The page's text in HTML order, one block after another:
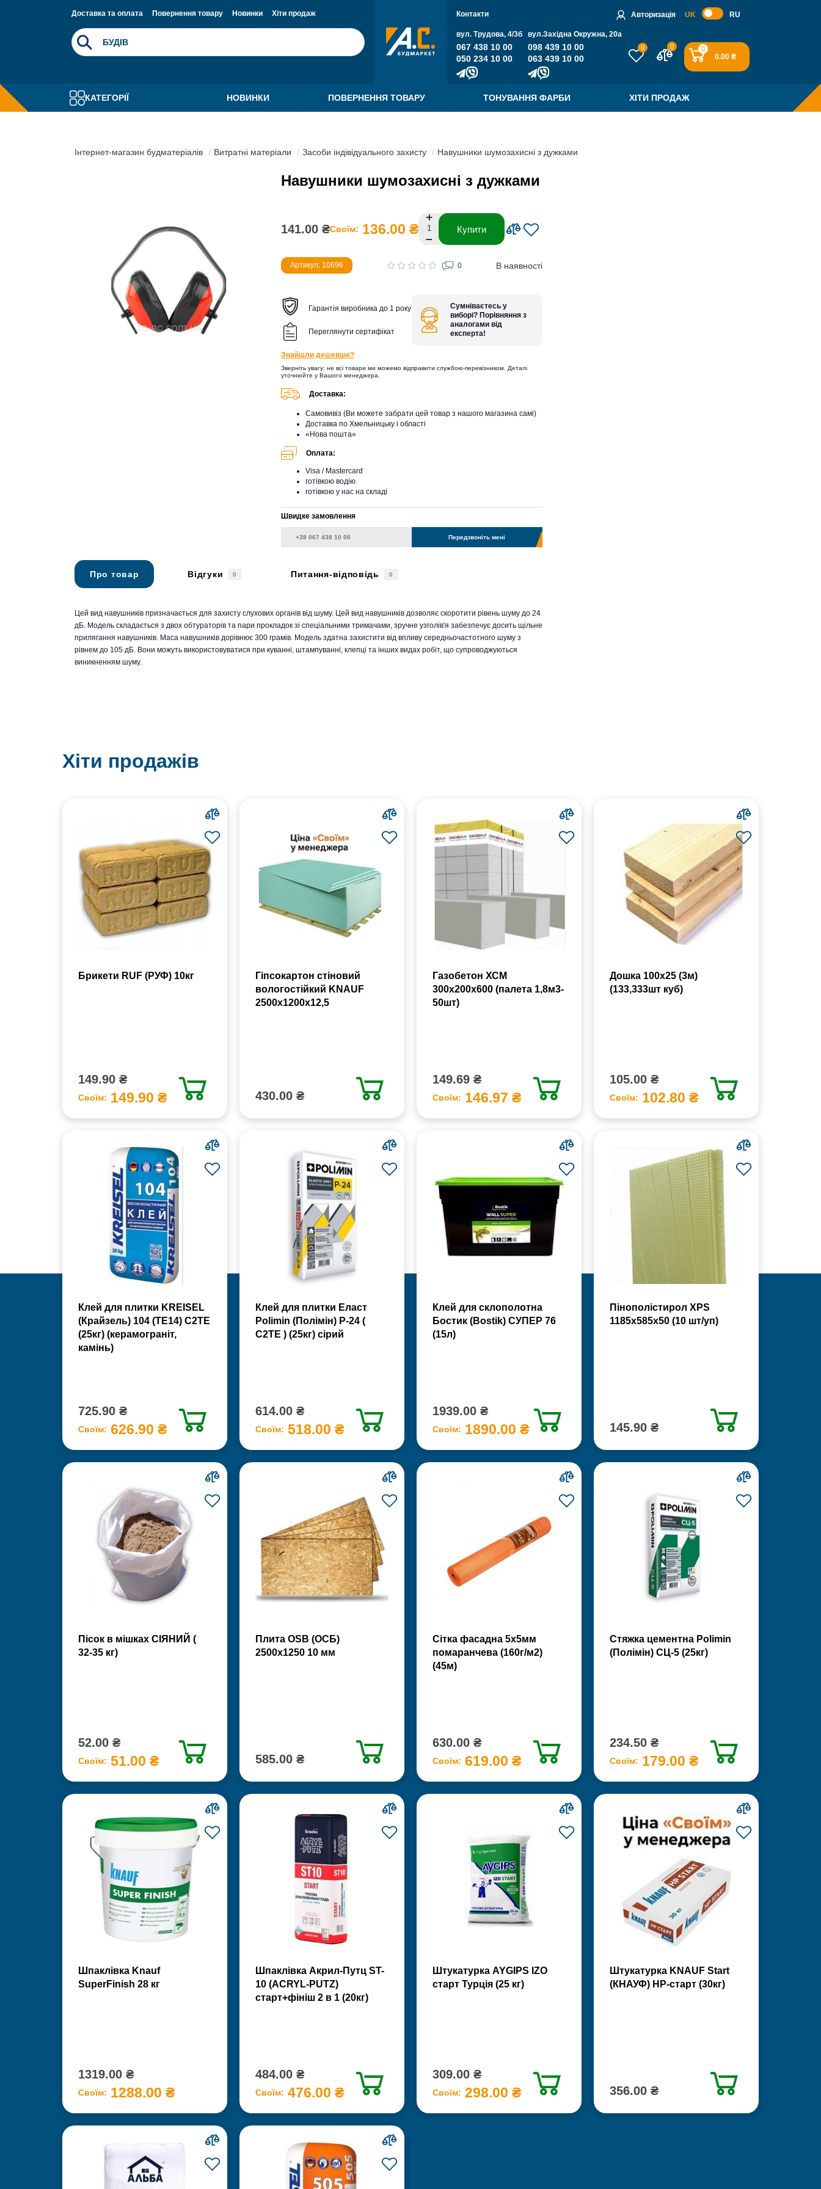
Доставка та оплата Повернення товару Новинки Хіти продаж Контакти Авторизація UK RU
вул. Трудова, 4/3б
067 438 10 00
050 234 10 00
вул.Західна Окружна, 20a
098 439 10 00
063 439 10 00
0 0 0
0.00 ₴
КАТЕГОРІЇ НОВИНКИ ПОВЕРНЕННЯ ТОВАРУ ТОНУВАННЯ ФАРБИ ХІТИ ПРОДАЖ
Інтернет-магазин будматеріалів Витратні матеріали Засоби індівідуального захисту Навушники шумозахисні з дужками
Навушники шумозахисні з дужками
141.00 ₴Своїм: 136.00 ₴ Купити
Артикул: 10696 0 В наявності
Гарантія виробника до 1 року
Переглянути сертифікат
Сумніваєтесь у
виборі? Порівняння з
аналогами від
експерта!
Знайшли дешевше?
Зверніть увагу: не всі товари ми можемо відправити службою-перевізником. Деталі
уточнюйте у Вашого менеджера.
Доставка:
Самовивіз (Ви можете забрати цей товар з нашого магазина самі)
Доставка по Хмельницьку і області
«Нова пошта»
Оплата:
Visa / Mastercard
готівкою водію
готівкою у нас на складі
Швидке замовлення
Передзвоніть мені
Про товар Відгуки 0 Питання-відповідь 0
Цей вид навушників призначається для захисту слухових органів від шуму. Цей вид навушників дозволяє скоротити рівень шуму до 24
дБ. Модель складається з двох обтураторів та пари прокладок зі спеціальними тримачами, зручне узголів'я забезпечує досить щільне
прилягання навушників. Маса навушників дорівнює 300 грамів. Модель здатна захистити від впливу середньочастотного шуму з
рівнем до 105 дБ. Вони можуть використовуватися при куванні, штампуванні, клепці та інших видах робіт, що супроводжуються
виникненням шуму.
Хіти продажів
Брикети RUF (РУФ) 10кг
149.90 ₴
Своїм: 149.90 ₴
Гіпсокартон стіновий
вологостійкий KNAUF
2500х1200х12,5
430.00 ₴
Газобетон ХСМ
300x200x600 (палета 1,8м3-
50шт)
149.69 ₴
Своїм: 146.97 ₴
Дошка 100х25 (3м)
(133,333шт куб)
105.00 ₴
Своїм: 102.80 ₴
Клей для плитки KREISEL
(Крайзель) 104 (ТЕ14) С2TE
(25кг) (керамограніт,
камінь)
725.90 ₴
Своїм: 626.90 ₴
Клей для плитки Еласт
Polimin (Полімін) Р-24 (
С2ТЕ ) (25кг) сірий
614.00 ₴
Своїм: 518.00 ₴
Клей для склополотна
Бостик (Bostik) СУПЕР 76
(15л)
1939.00 ₴
Своїм: 1890.00 ₴
Пінополістирол XPS
1185х585х50 (10 шт/уп)
145.90 ₴
Пісок в мішках СІЯНИЙ (
32-35 кг)
52.00 ₴
Своїм: 51.00 ₴
Плита OSB (ОСБ)
2500х1250 10 мм
585.00 ₴
Сітка фасадна 5х5мм
помаранчева (160г/м2)
(45м)
630.00 ₴
Своїм: 619.00 ₴
Стяжка цементна Polimin
(Полімін) СЦ-5 (25кг)
234.50 ₴
Своїм: 179.00 ₴
Шпаклівка Knauf
SuperFinish 28 кг
1319.00 ₴
Своїм: 1288.00 ₴
Шпаклівка Акрил-Путц ST-
10 (ACRYL-PUTZ)
старт+фініш 2 в 1 (20кг)
484.00 ₴
Своїм: 476.00 ₴
Штукатурка AYGIPS IZO
старт Турція (25 кг)
309.00 ₴
Своїм: 298.00 ₴
Штукатурка KNAUF Start
(КНАУФ) НР-старт (30кг)
356.00 ₴